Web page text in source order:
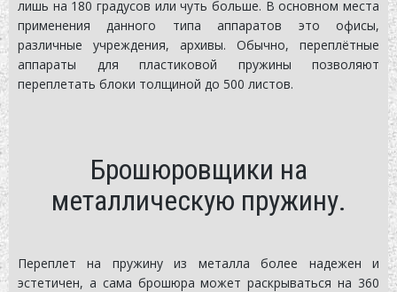
лишь на 180 градусов или чуть больше. В основном места
применения данного типа аппаратов это офисы,
различные учреждения, архивы. Обычно, переплётные
аппараты для пластиковой пружины позволяют
переплетать блоки толщиной до 500 листов.
Брошюровщики на
металлическую пружину.
Переплет на пружину из металла более надежен и
эстетичен, а сама брошюра может раскрываться на 360